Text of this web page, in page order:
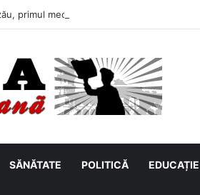
primul meci acasă în noul sezon de Liga
SĂNĂTATE POLITICĂ EDUCAȚIE